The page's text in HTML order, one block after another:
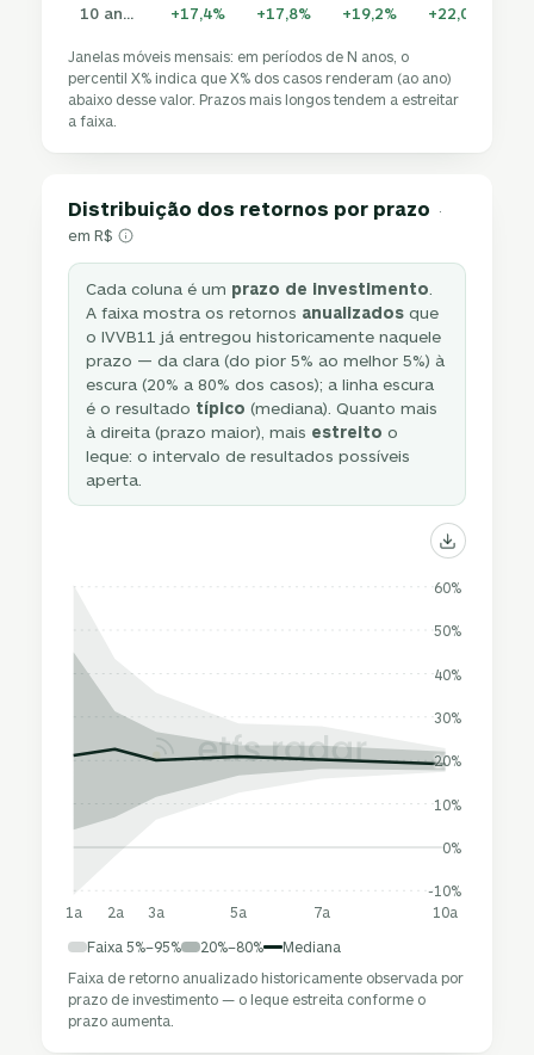
10 anos +17,4% +17,8% +19,2% +22,0%
Janelas móveis mensais: em períodos de N anos, o
percentil X% indica que X% dos casos renderam (ao ano)
abaixo desse valor. Prazos mais longos tendem a estreitar
a faixa.
Distribuição dos retornos por prazo ·
em R$
Cada coluna é um prazo de investimento
A faixa mostra os retornos anualizados que
o IVVB11 já entregou historicamente naquele
prazo — da clara (do pior 5% ao melhor 5%) à
escura (20% a 80% dos casos); a linha escura
é o resultado típico (mediana). Quanto mais
à direita (prazo maior), mais estreito o
leque: o intervalo de resultados possíveis
aperta.
-10%
0%
10%
20%
30%
40%
50%
60%
1a 2a 3a 5a 7a 10a
Faixa 5%–95% 20%–80%
Mediana
Faixa de retorno anualizado historicamente observada por
prazo de investimento — o leque estreita conforme o
prazo aumenta.